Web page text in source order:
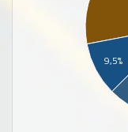
9,5%